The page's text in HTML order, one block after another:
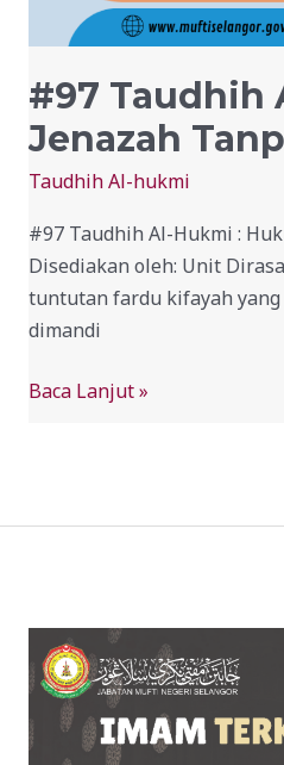
#97 Taudhih
Jenazah
Taudhih Al-hukmi
#97 Taudhih Al-Hukmi :
Disediakan oleh: Unit
tuntutan fardu kifayah
dimandi
Baca Lanjut »
#89
Taudhih
Hukmi